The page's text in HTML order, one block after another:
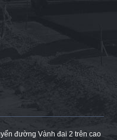
đường Vành đai 2 trên cao